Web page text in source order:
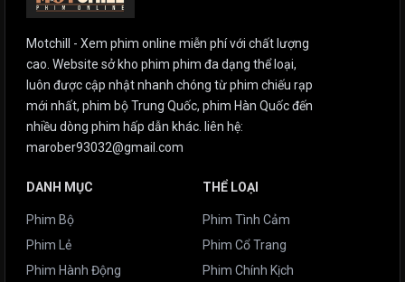
Motchill - Xem phim online miễn phí với chất lượng
cao. Website sở kho phim phim đa dạng thể loại,
luôn được cập nhật nhanh chóng từ phim chiếu rạp
mới nhất, phim bộ Trung Quốc, phim Hàn Quốc đến
nhiều dòng phim hấp dẫn khác. liên hệ:
marober93032@gmail.com
DANH MỤC
Phim Bộ
Phim Lẻ
Phim Hành Động
THỂ LOẠI
Phim Tình Cảm
Phim Cổ Trang
Phim Chính Kịch